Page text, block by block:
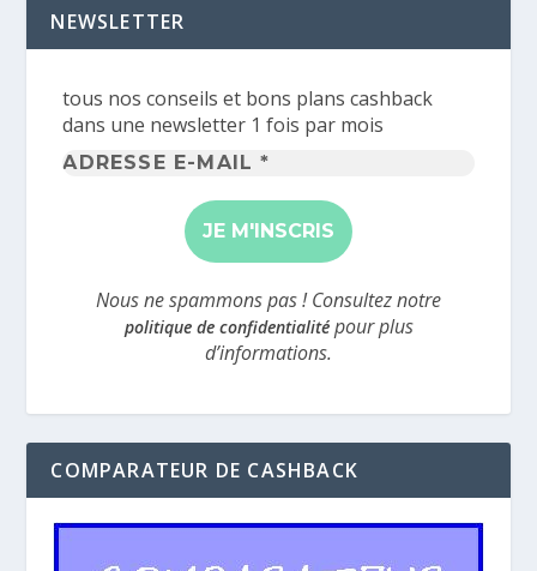
NEWSLETTER
tous nos conseils et bons plans cashback
dans une newsletter 1 fois par mois
Adresse
mail
*
Nous ne spammons pas ! Consultez notre
politique de confidentialitépour plus
d’informations.
COMPARATEUR DE CASHBACK